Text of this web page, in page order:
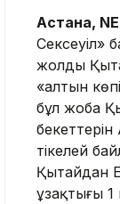
Астана,
Сексеуіл»
жолды
«алтын
бұл жоба
тікелей
Қытайдан
ұзақтығы